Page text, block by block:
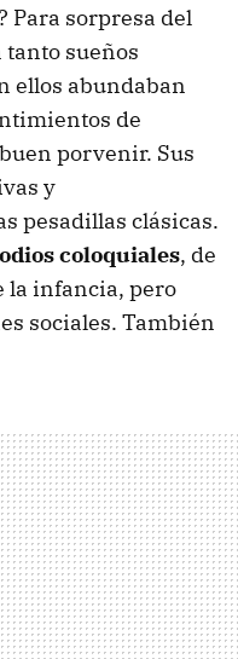
Para sorpresa del
sueños
ellos abundaban
de
porvenir. Sus
y
pesadillas clásicas.
coloquiales, de
la infancia, pero
sociales. También